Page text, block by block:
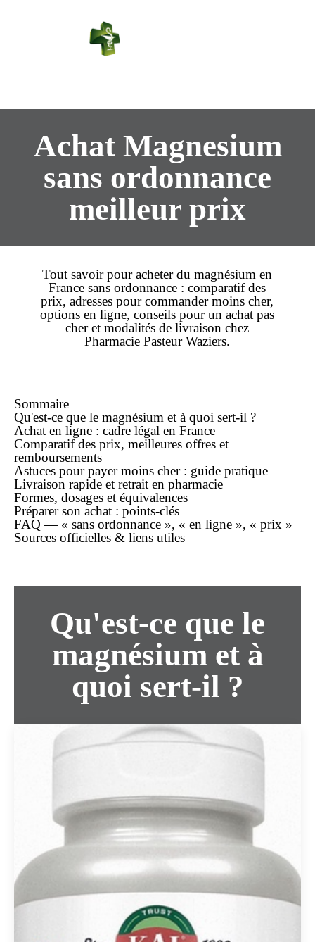
Achat Magnesium
sans ordonnance
meilleur prix
Tout savoir pouracheterdu magnésium en
Francesans ordonnance : comparatif des
prix, adresses pour commandermoins cher,
optionsen ligne, conseils pour unachat pas
cheret modalités delivraison chez
Pharmacie Pasteur Waziers.
Sommaire
Qu'est-ce que le magnésium et à quoi sert-il ?
Achat en ligne : cadre légal en France
Comparatif des prix, meilleures offres et
remboursements
Astuces pour payer moins cher : guide pratique
Livraison rapide et retrait en pharmacie
Formes, dosages et équivalences
Préparer son achat : points-clés
FAQ — « sans ordonnance », « en ligne », « prix »
Sources officielles & liens utiles
Qu'est-ce que le
magnésium et à
quoi sert-il ?